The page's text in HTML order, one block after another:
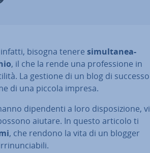
bisogna tenere si­mul­ta­nea­
, il che la rende una pro­fes­sio­ne in
La gestione di un blog di successo
di una piccola impresa.
di­pen­den­ti a loro di­spo­si­zio­ne, vi
aiutare. In questo articolo ti
, che rendono la vita di un blogger